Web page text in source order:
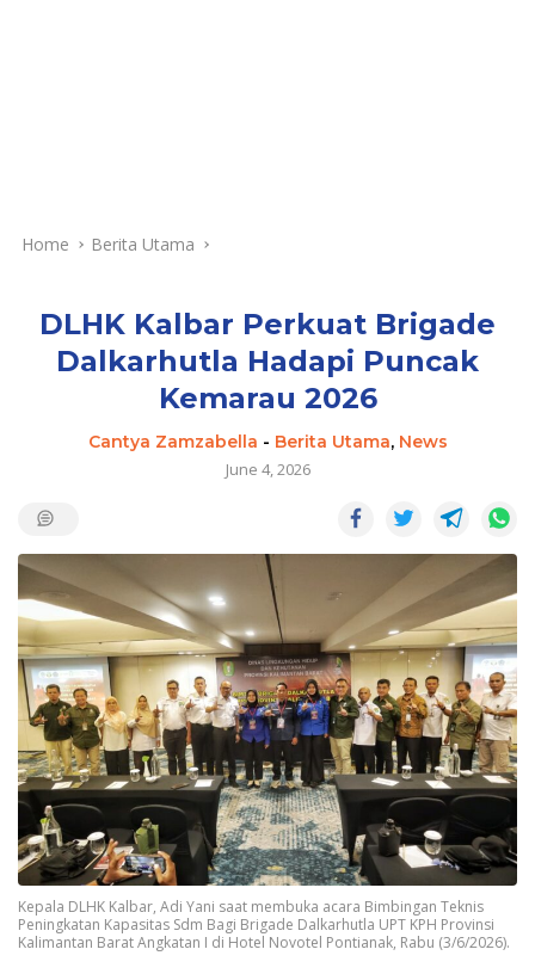
Home Berita Utama
DLHK Kalbar Perkuat Brigade
Dalkarhutla Hadapi Puncak
Kemarau 2026
Cantya Zamzabella - Berita Utama, News
June 4, 2026
Kepala DLHK Kalbar, Adi Yani saat membuka acara Bimbingan Teknis
Peningkatan Kapasitas Sdm Bagi Brigade Dalkarhutla UPT KPH Provinsi
Kalimantan Barat Angkatan I di Hotel Novotel Pontianak, Rabu (3/6/2026).